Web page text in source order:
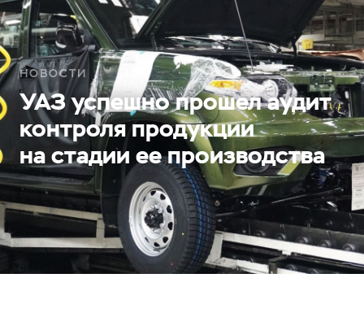
НОВОСТИ
УАЗ успешно прошел аудит
контроля продукции
на стадии ее производства